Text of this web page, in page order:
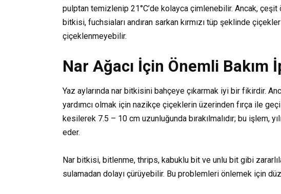
pulptan temizlenip 21°C’de kolayca çimlenebilir. Ancak,
bitkisi, fuchsiaları andıran sarkan kırmızı tüp şeklinde çiçekler
çiçeklenmeyebilir.
Nar Ağacı İçin Önemli Bakım
Yaz aylarında nar bitkisini bahçeye çıkarmak iyi bir fikirdir.
yardımcı olmak için nazikçe çiçeklerin üzerinden fırça ile
kesilerek 7.5 – 10 cm uzunluğunda bırakılmalıdır; bu işlem,
eder.
Nar bitkisi, bitlenme, thrips, kabuklu bit ve unlu bit gibi
sulamadan dolayı çürüyebilir. Bu problemleri önlemek için